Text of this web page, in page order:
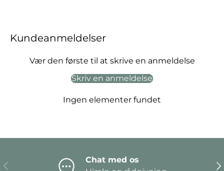
Kundeanmeldelser
Vær den første til at skrive en anmeldelse
Skriv en anmeldelse
Ingen elementer fundet
Forrige
Chat med os